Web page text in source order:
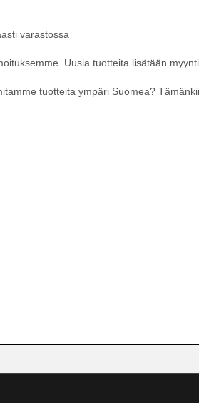
varastossa
Uusia tuotteita lisätään
tuotteita ympäri Suomea?